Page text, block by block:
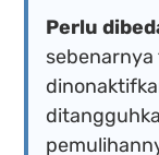
Perlu
sebenarnya